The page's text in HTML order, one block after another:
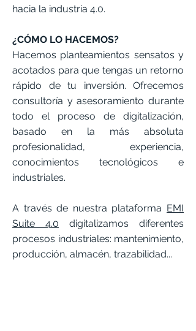
hacia la industria 4.0.
¿CÓMO LO HACEMOS?
Hacemos planteamientos sensatos y
acotados para que tengas un retorno
rápido de tu inversión. Ofrecemos
consultoría y asesoramiento durante
todo el proceso de digitalización,
basado en la más absoluta
profesionalidad, experiencia,
conocimientos tecnológicos e
industriales.
A través de nuestra plataforma EMI
Suite 4.0 digitalizamos diferentes
procesos industriales: mantenimiento,
producción, almacén, trazabilidad...